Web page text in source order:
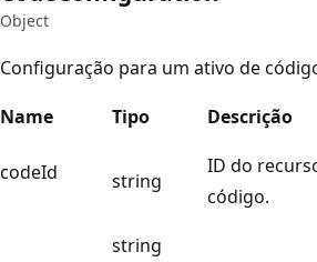
Object
Configuração para um ativo de
Name
Tipo Descrição
codeId string
ID do
código.
string